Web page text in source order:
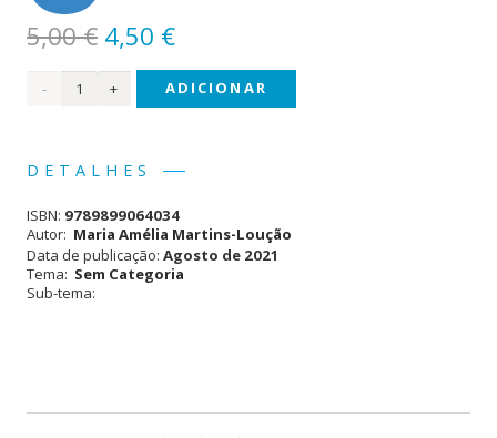
5,00€ O
preço
original
5,00 €.
4,50 €O
preço
atual
Quantidade
e
Biodiversidade
ADICIONAR
DETALHES
ISBN: 9789899064034
Autor: Maria Amélia Martins-Loução
Data de publicação: Agosto de 2021
Tema: Sem Categoria
Sub-tema: